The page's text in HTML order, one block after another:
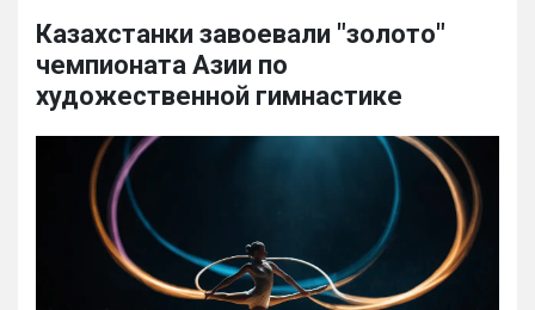
Казахстанки завоевали "золото"
чемпионата Азии по
художественной гимнастике